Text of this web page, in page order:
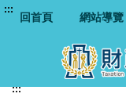
:::
回首頁 網站導覽
:::